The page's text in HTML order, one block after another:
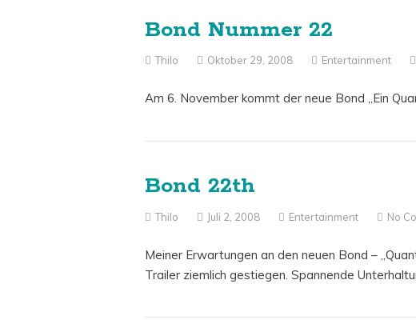
Bond Nummer 22
Thilo Oktober 29, 2008 Entertainment
Am 6. November kommt der neue Bond „Ein
Bond 22th
Thilo Juli 2, 2008 Entertainment No
Meiner Erwartungen an den neuen Bond –
Trailer ziemlich gestiegen. Spannende